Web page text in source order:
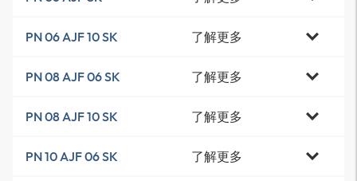
PN 06 AJF 10 SK 了解更多
PN 08 AJF 06 SK 了解更多
PN 08 AJF 10 SK 了解更多
PN 10 AJF 06 SK 了解更多